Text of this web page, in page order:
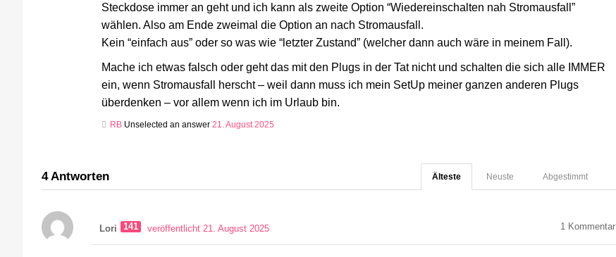
Steckdose immer an geht und ich kann als zweite Option “Wiedereinschalten nah Stromausfall”
wählen. Also am Ende zweimal die Option an nach Stromausfall.
Kein “einfach aus” oder so was wie “letzter Zustand” (welcher dann auch wäre in meinem Fall).
Mache ich etwas falsch oder geht das mit den Plugs in der Tat nicht und schalten die sich alle IMMER
ein, wenn Stromausfall herscht – weil dann muss ich mein SetUp meiner ganzen anderen Plugs
überdenken – vor allem wenn ich im Urlaub bin.
RB Unselected an answer 21. August 2025
4Antworten Abgestimmt
Neuste
Älteste
Lori 141 veröffentlicht 21. August 2025 1 Kommentar